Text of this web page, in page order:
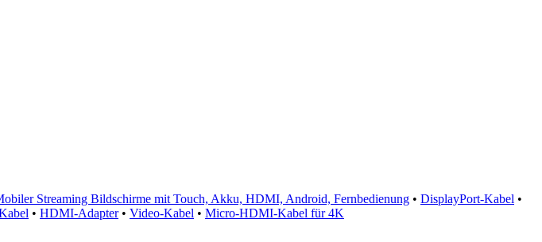
Streaming Bildschirme mit Touch, Akku, HDMI, Android, Fernbedienung • DisplayPort-Kabel •
• HDMI-Adapter• Video-Kabel • Micro-HDMI-Kabel für 4K